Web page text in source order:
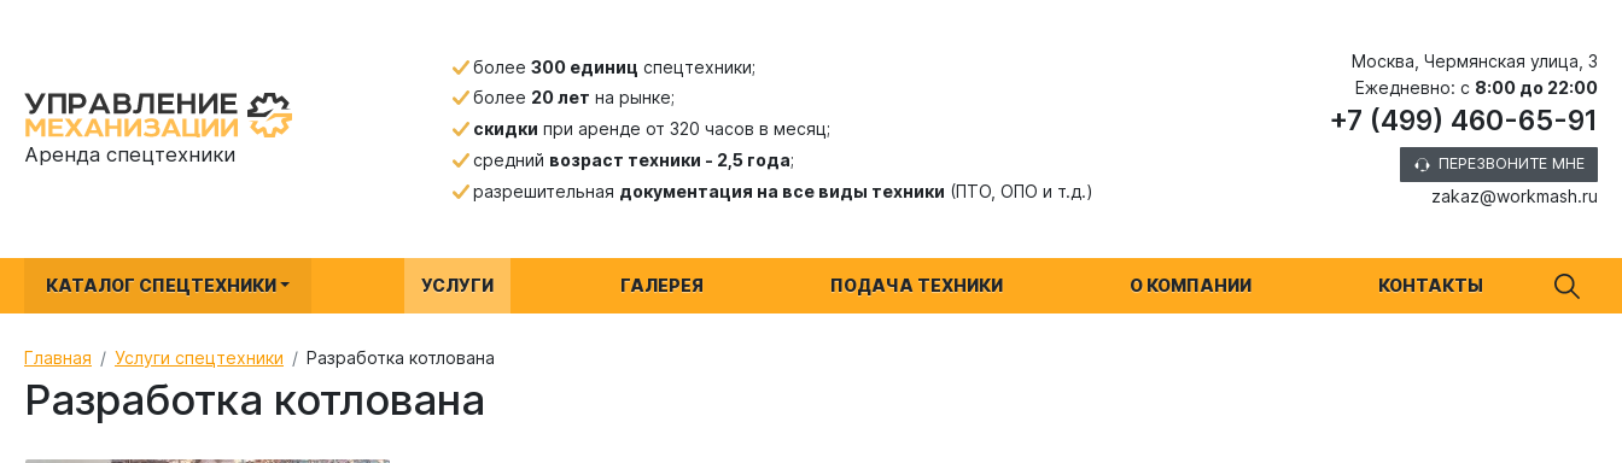
Аренда спецтехники
более 300 единиц спецтехники;
более 20 лет на рынке;
скидки при аренде от 320 часов в месяц;
средний возраст техники - 2,5 года;
разрешительная документация на все виды техники (ПТО, ОПО и т.д.)
Москва, Чермянская улица, 3
Ежедневно: с 8:00 до 22:00
+7 (499) 460-65-91
ПЕРЕЗВОНИТЕ МНЕ
zakaz@workmash.ru
КАТАЛОГ СПЕЦТЕХНИКИ УСЛУГИ ГАЛЕРЕЯ ПОДАЧА ТЕХНИКИ О КОМПАНИИ КОНТАКТЫ
Главная Услуги спецтехники Разработка котлована
Разработка котлована